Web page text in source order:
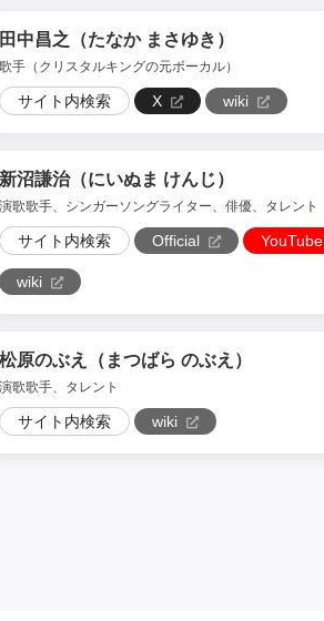
田中昌之（たなか まさゆき）
歌手（クリスタルキングの元ボーカル）
サイト内検索 X wiki
新沼謙治（にいぬま けんじ）
演歌歌手、シンガーソングライター、俳優、タレント
サイト内検索 Official YouTube
wiki
松原のぶえ（まつばら のぶえ）
演歌歌手、タレント
サイト内検索 wiki